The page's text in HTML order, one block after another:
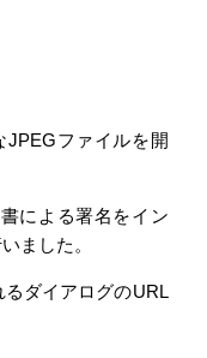
JPEGファイルを開
による署名をイン
ました。
ダイアログのURL